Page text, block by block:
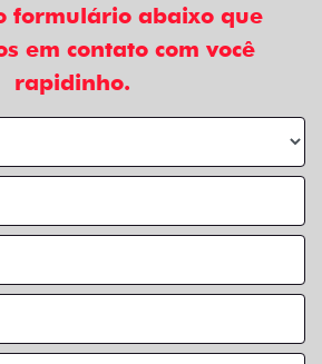
formulário abaixo que
em contato com você
rapidinho.